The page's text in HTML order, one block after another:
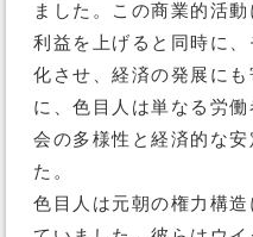
ました。この商業的活
利益を上げると同時に
化させ、経済の発展に
に、色目人は単なる労
会の多様性と経済的な
た。
色目人は元朝の権力構